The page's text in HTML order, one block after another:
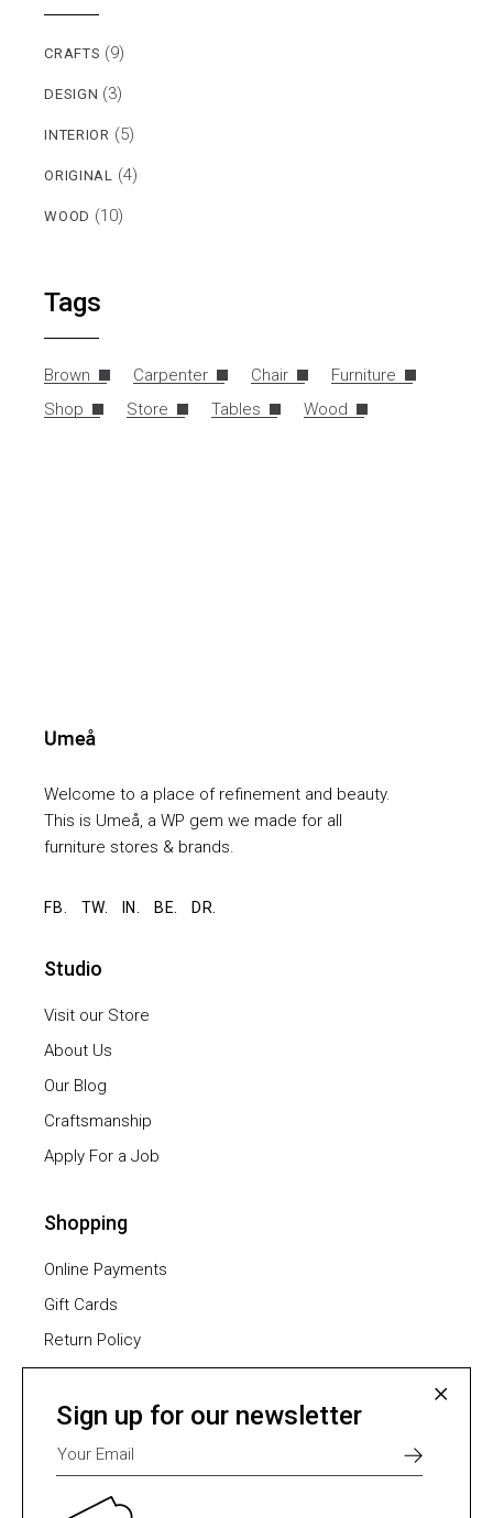
CRAFTS (9)
DESIGN (3)
INTERIOR (5)
ORIGINAL (4)
WOOD (10)
Tags
Brown Carpenter Chair
Furniture
Shop
Store Tables Wood
Welcome to a place of refinement and beauty.
This is Umeå, a WP gem we made for all
furniture stores & brands.
FB. TW. IN. BE. DR.
Studio
Visit our Store
About Us
Our Blog
Craftsmanship
Apply For a Job
Shopping
Online Payments
Gift Cards
Return Policy
Furniture Assembling
Shipping Methods
Payment Methods
Sign up for our newsletter